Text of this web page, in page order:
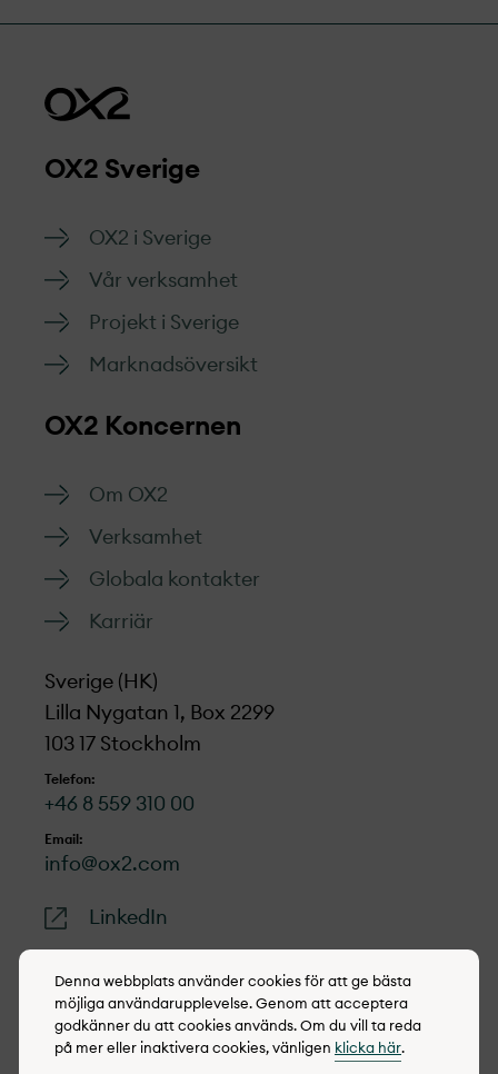
OX2 Sverige
OX2 i Sverige
Vår verksamhet
Projekt­ i Sverige
Marknads­översikt
OX2 Koncernen
Om OX2
Verksamhet
Globala kontakter
Karriär
Sverige (HK)
Lilla Nygatan 1, Box 2299
103 17 Stockholm
Telefon:
+46 8 559 310 00
Email:
info@ox2.com
LinkedIn
© 2022-2026 OX2
Denna webbplats använder cookies för att ge bästa
möjliga användarupplevelse. Genom att acceptera
godkänner du att cookies används. Om du vill ta reda
på mer eller inaktivera cookies, vänligen klicka här.